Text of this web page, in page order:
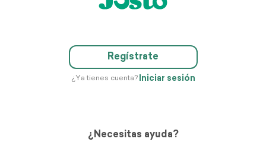
Regístrate
¿Ya tienes cuenta? Iniciar sesión
¿Necesitas ayuda?